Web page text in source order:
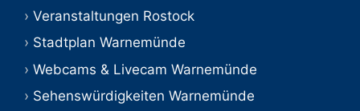
Veranstaltungen Rostock
Stadtplan Warnemünde
Webcams & Livecam Warnemünde
Sehenswürdigkeiten Warnemünde